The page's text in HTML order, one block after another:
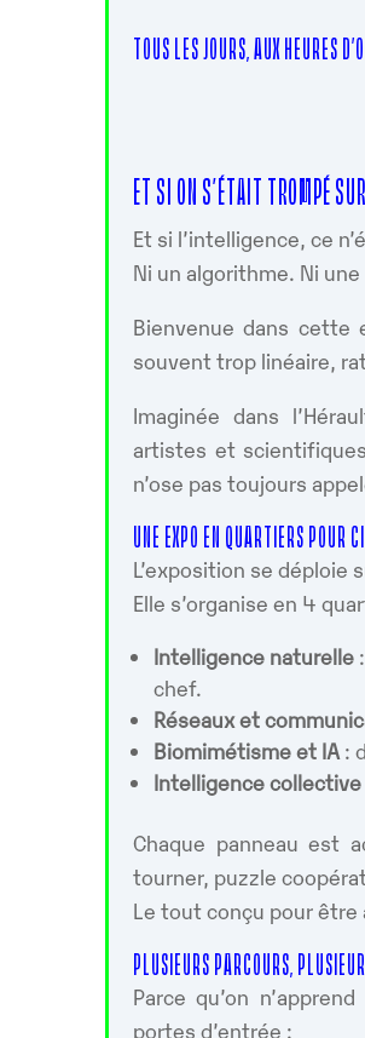
TOUS LES JOURS, AUX HEURES
ET SI ON S’ÉTAIT TROMPÉ
Et si l’intelligence, ce
Ni un algorithme. Ni
Bienvenue dans cette
souvent trop linéaire,
Imaginée dans
artistes et
n’ose pas toujours
UNE EXPO EN QUARTIERS POUR
L’exposition se déploie
Elle s’organise en 4
Intelligence naturelle
chef.
Réseaux et
Biomimétisme et IA :
Intelligence collective
Chaque panneau est
tourner, puzzle
Le tout conçu pour être
PLUSIEURS PARCOURS,
Parce qu’on
portes d’entrée :